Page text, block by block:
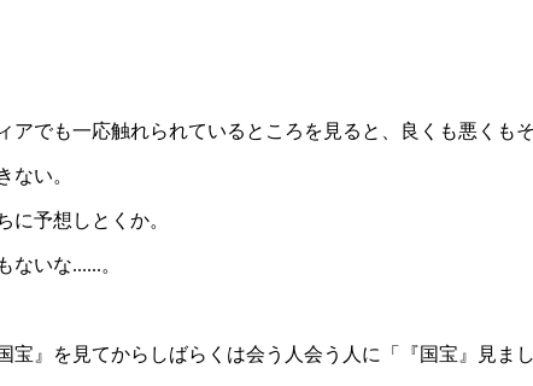
でも一応触れられているところを見ると、良くも悪くも
ない。
に予想しとくか。
いな......。
』を見てからしばらくは会う人会う人に「『国宝』見ま